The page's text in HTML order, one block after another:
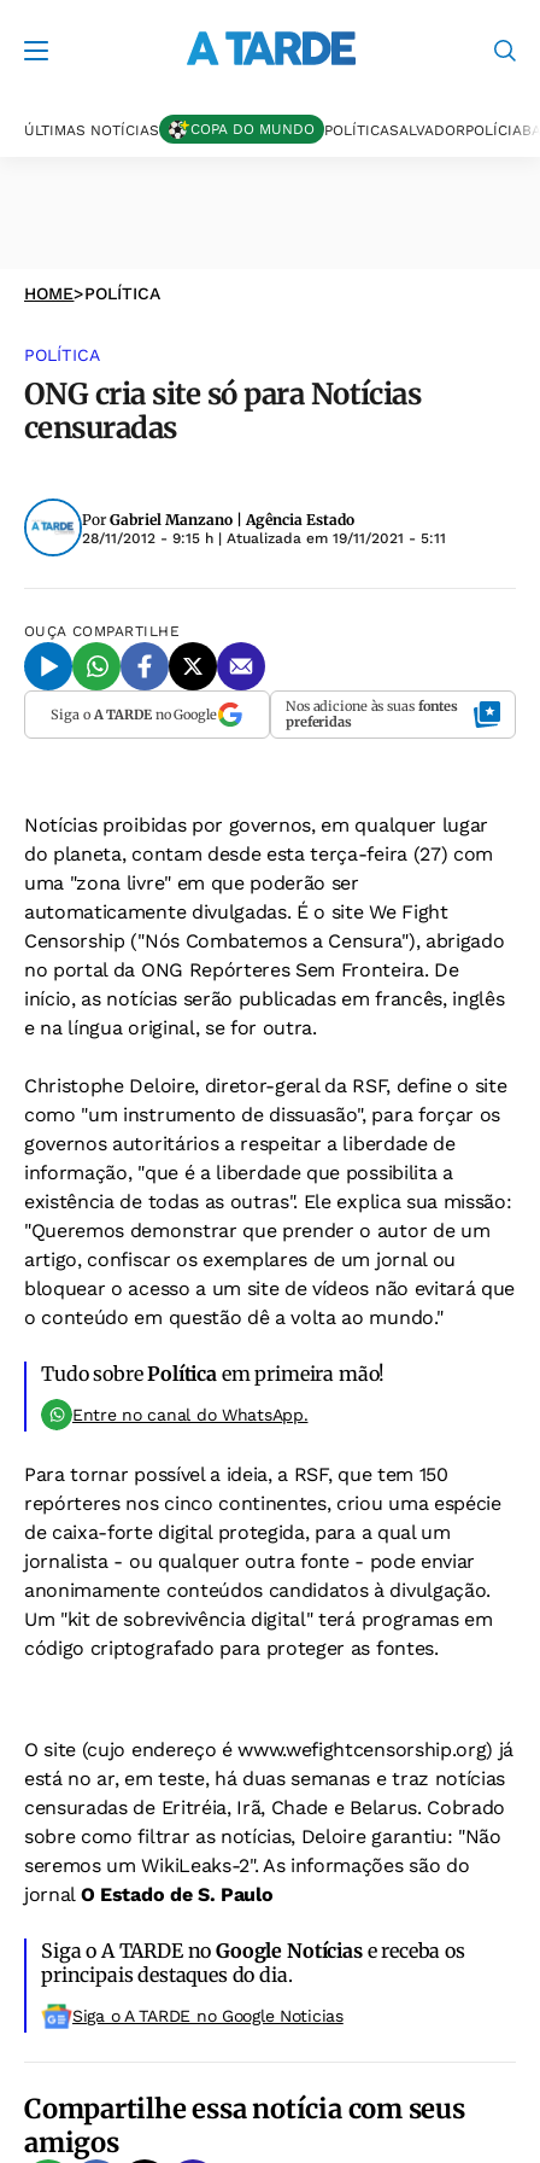
ÚLTIMAS NOTÍCIAS COPA DO MUNDO POLÍTICASALVADORPOLÍCIA
HOME>POLÍTICA
POLÍTICA
ONG cria site só para Notícias
censuradas
Por Gabriel Manzano | Agência Estado
28/11/2012 - 9:15 h | Atualizada em 19/11/2021 - 5:11
OUÇA COMPARTILHE
Siga o A TARDEno Google Nos adicione às suas fontes
preferidas
Notícias proibidas por governos, em qualquer lugar
do planeta, contam desde esta terça-feira (27) com
uma "zona livre" em que poderão ser
automaticamente divulgadas. É o site We Fight
Censorship ("Nós Combatemos a Censura"), abrigado
no portal da ONG Repórteres Sem Fronteira. De
início, as notícias serão publicadas em francês, inglês
e na língua original, se for outra.
Christophe Deloire, diretor-geral da RSF, define o site
como "um instrumento de dissuasão", para forçar os
governos autoritários a respeitar a liberdade de
informação, "que é a liberdade que possibilita a
existência de todas as outras". Ele explica sua missão:
"Queremos demonstrar que prender o autor de um
artigo, confiscar os exemplares de um jornal ou
bloquear o acesso a um site de vídeos não evitará que
o conteúdo em questão dê a volta ao mundo."
Tudo sobrePolíticaem primeira mão!
Entre no canal do WhatsApp.
Para tornar possível a ideia, a RSF, que tem 150
repórteres nos cinco continentes, criou uma espécie
de caixa-forte digital protegida, para a qual um
jornalista - ou qualquer outra fonte - pode enviar
anonimamente conteúdos candidatos à divulgação.
Um "kit de sobrevivência digital" terá programas em
código criptografado para proteger as fontes.
O site (cujo endereço é www.wefightcensorship.org) já
está no ar, em teste, há duas semanas e traz notícias
censuradas de Eritréia, Irã, Chade e Belarus. Cobrado
sobre como filtrar as notícias, Deloire garantiu: "Não
seremos um WikiLeaks-2". As informações são do
jornal O Estado de S. Paulo
Siga o A TARDE noGoogle Notíciase receba os
principais destaques do dia.
Siga o A TARDE no Google Noticias
Compartilhe essa notícia com seus
amigos